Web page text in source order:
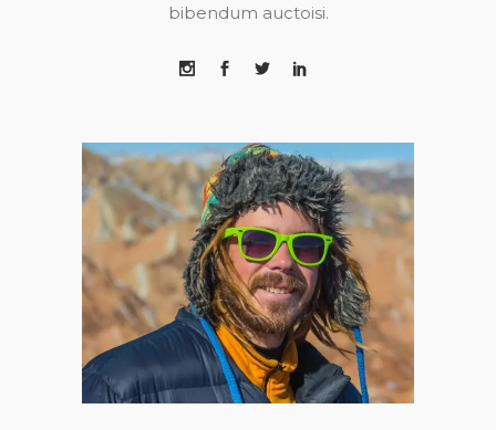
bibendum auctoisi.